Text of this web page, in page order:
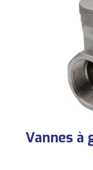
Vannes à